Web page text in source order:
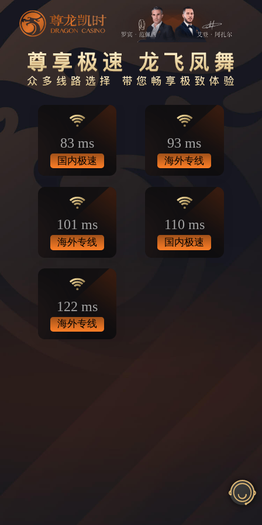
83 ms
国内极速
93 ms
海外专线
101 ms
海外专线
110 ms
国内极速
122 ms
海外专线